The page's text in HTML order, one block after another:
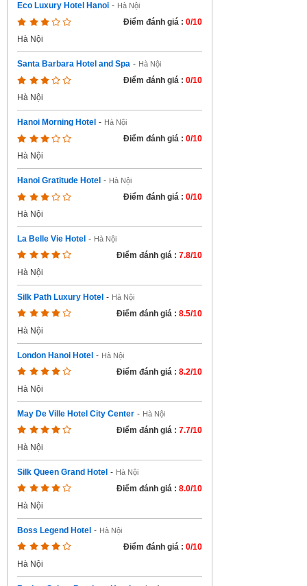
Eco Luxury Hotel Hanoi - Hà Nội
Điểm đánh giá : 0/10
Hà Nội
Santa Barbara Hotel and Spa - Hà Nội
Điểm đánh giá : 0/10
Hà Nội
Hanoi Morning Hotel - Hà Nội
Điểm đánh giá : 0/10
Hà Nội
Hanoi Gratitude Hotel - Hà Nội
Điểm đánh giá : 0/10
Hà Nội
La Belle Vie Hotel - Hà Nội
Điểm đánh giá : 7.8/10
Hà Nội
Silk Path Luxury Hotel - Hà Nội
Điểm đánh giá : 8.5/10
Hà Nội
London Hanoi Hotel - Hà Nội
Điểm đánh giá : 8.2/10
Hà Nội
May De Ville Hotel City Center - Hà Nội
Điểm đánh giá : 7.7/10
Hà Nội
Silk Queen Grand Hotel - Hà Nội
Điểm đánh giá : 8.0/10
Hà Nội
Boss Legend Hotel - Hà Nội
Điểm đánh giá : 0/10
Hà Nội